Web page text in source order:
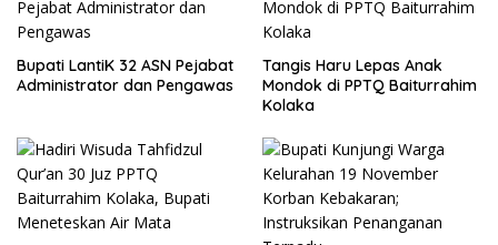
Bupati LantiK 32 ASN Pejabat
Administrator dan Pengawas
Tangis Haru Lepas Anak
Mondok di PPTQ Baiturrahim
Kolaka